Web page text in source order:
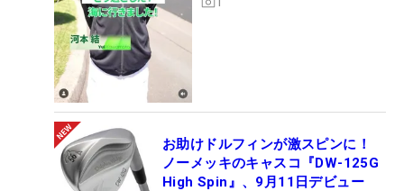
お助けドルフィンが激スピンに！
ノーメッキのキャスコ『DW-125G
High Spin』、9月11日デビュー